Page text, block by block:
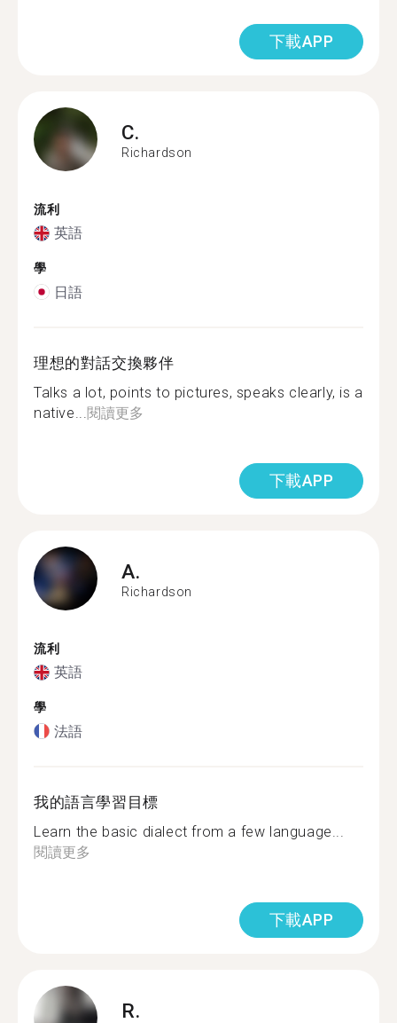
下載APP
C.
Richardson
流利
英語
學
日語
理想的對話交換夥伴
Talks a lot, points to pictures, speaks clearly, is a
native... 閱讀更多
下載APP
A.
Richardson
流利
英語
學
法語
我的語言學習目標
Learn the basic dialect from a few language...
閱讀更多
下載APP
R.